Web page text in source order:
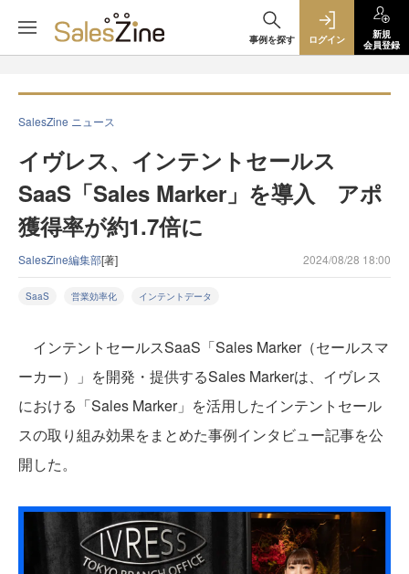
事例を探す ログイン
新規
会員登録
SalesZine ニュース
イヴレス、インテントセールス
SaaS「Sales Marker」を導入 アポ
獲得率が約1.7倍に
SalesZine編集部[著] 2024/08/28 18:00
SaaS 営業効率化 インテントデータ
インテントセールスSaaS「Sales Marker（セールスマ
ーカー）」を開発・提供するSales Markerは、イヴレス
における「Sales Marker」を活用したインテントセール
スの取り組み効果をまとめた事例インタビュー記事を公
開した。